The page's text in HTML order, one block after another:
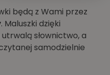
będą z Wami przez
. Maluszki dzięki
słownictwo, a
samodzielnie